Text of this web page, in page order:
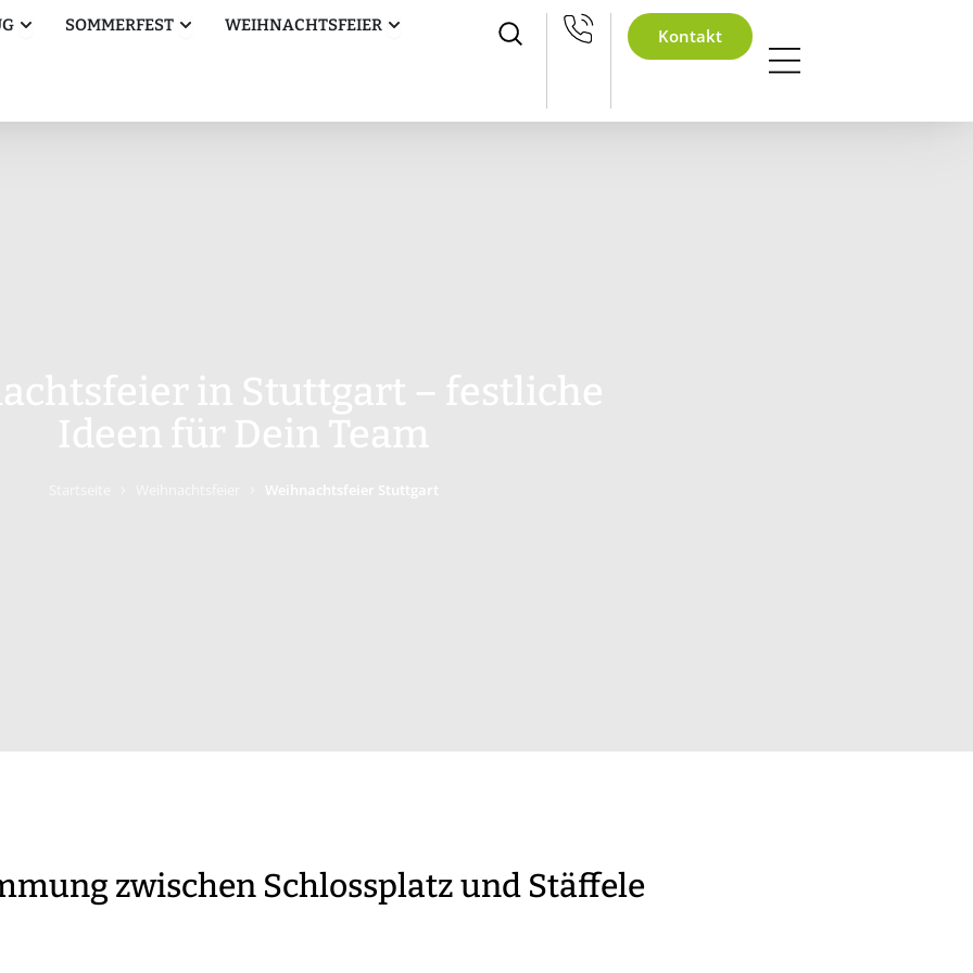
Öffne Betriebsausflug
SOMMERFEST Öffne Sommerfest
WEIHNACHTSFEIER Öffne Weihnachtsfeier
Kontakt
zwischen Schlossplatz und Stäffele